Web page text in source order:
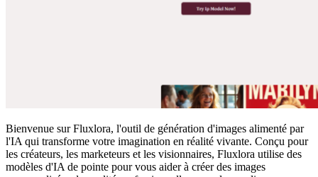
Bienvenue sur Fluxlora, l'outil de génération d'images alimenté par
l'IA qui transforme votre imagination en réalité vivante. Conçu pour
les créateurs, les marketeurs et les visionnaires, Fluxlora utilise des
modèles d'IA de pointe pour vous aider à créer des images